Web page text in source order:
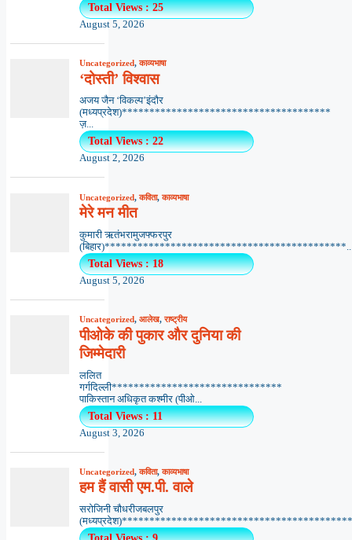
Total Views : 25
August 5, 2026
Uncategorized,काव्यभाषा
‘दोस्ती’ विश्वास
अजय जैन ‘विकल्प’इंदौर
(मध्यप्रदेश)**************************************
ज़...
Total Views : 22
August 2, 2026
Uncategorized,कविता,काव्यभाषा
मेरे मन मीत
कुमारी ऋतंभरामुजफ्फरपुर
Total Views : 18
August 5, 2026
Uncategorized, आलेख,राष्ट्रीय
पीओके की पुकार और दुनिया की
जिम्मेदारी
ललित
गर्गदिल्ली*******************************
पाकिस्तान अधिकृत कश्मीर (पीओ...
Total Views : 11
August 3, 2026
Uncategorized,कविता,काव्यभाषा
हम हैं वासी एम.पी. वाले
सरोजिनी चौधरीजबलपुर